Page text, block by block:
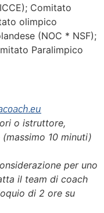
Comitato
olimpico
(NOC * NSF);
Paralimpico
o istruttore,
10 minuti)
per uno
il team di coach
di 2 ore su